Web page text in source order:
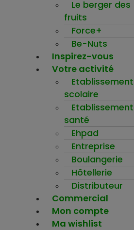
Le berger des
fruits
Force+
Be-Nuts
Inspirez-vous
Votre activité
Etablissement
scolaire
santé
Ehpad
Entreprise
Boulangerie
Hôtellerie
Distributeur
Commercial
Mon compte
Ma wishlist